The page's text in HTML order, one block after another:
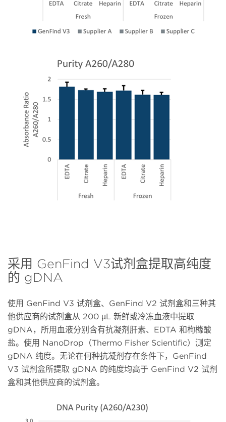
采用 GenFind V3试剂盒提取高纯度
的 gDNA
使用 GenFind V3 试剂盒、GenFind V2 试剂盒和三种其
他供应商的试剂盒从 200 µL 新鲜或冷冻血液中提取
gDNA，所用血液分别含有抗凝剂肝素、EDTA 和枸橼酸
盐。使用 NanoDrop（Thermo Fisher Scientific）测定
gDNA 纯度。无论在何种抗凝剂存在条件下，GenFind
V3 试剂盒所提取 gDNA 的纯度均高于 GenFind V2 试剂
盒和其他供应商的试剂盒。